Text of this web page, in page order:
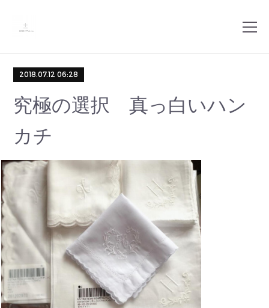
2018.07.12 06:28
究極の選択 真っ白いハン
カチ